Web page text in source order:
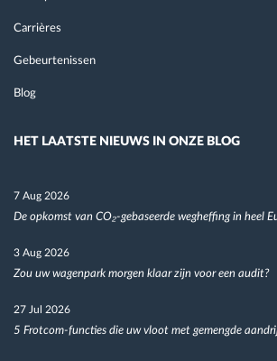
Carrières
Gebeurtenissen
Blog
HET LAATSTE NIEUWS IN ONZE BLOG
7 Aug 2026
De opkomst van CO₂-gebaseerde wegheffing in heel
3 Aug 2026
Zou uw wagenpark morgen klaar zijn voor een audit?
27 Jul 2026
5 Frotcom-functies die uw vloot met gemengde